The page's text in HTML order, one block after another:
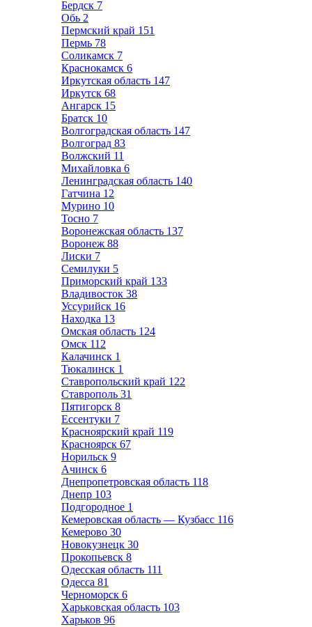
Бердск 7
Обь 2
Пермский край 151
Пермь 78
Соликамск 7
Краснокамск 6
Иркутская область 147
Иркутск 68
Ангарск 15
Братск 10
Волгоградская область 147
Волгоград 83
Волжский 11
Михайловка 6
Ленинградская область 140
Гатчина 12
Мурино 10
Тосно 7
Воронежская область 137
Воронеж 88
Лиски 7
Семилуки 5
Приморский край 133
Владивосток 38
Уссурийск 16
Находка 13
Омская область 124
Омск 112
Калачинск 1
Тюкалинск 1
Ставропольский край 122
Ставрополь 31
Пятигорск 8
Ессентуки 7
Красноярский край 119
Красноярск 67
Норильск 9
Ачинск 6
Днепропетровская область 118
Днепр 103
Подгородное 1
Кемеровская область — Кузбасс 116
Кемерово 30
Новокузнецк 30
Прокопьевск 8
Одесская область 111
Одесса 81
Черноморск 6
Харьковская область 103
Харьков 96